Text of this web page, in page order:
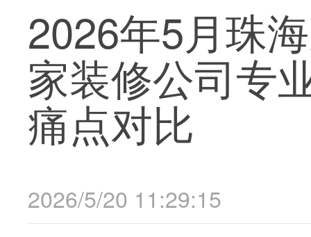
2026年5月珠
家装修公司专
痛点对比
2026/5/20 11:29:15